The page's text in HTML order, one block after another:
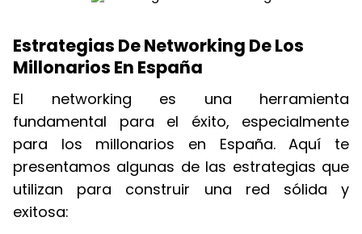
Estrategias De Networking De Los
Millonarios En España
El networking es una herramienta
fundamental para el éxito, especialmente
para los millonarios en España. Aquí te
presentamos algunas de las estrategias que
utilizan para construir una red sólida y
exitosa: